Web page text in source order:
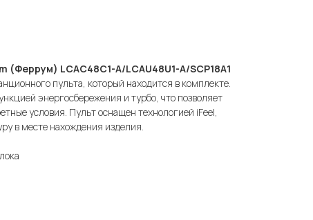
(Феррум) LCAC48C1-A/LCAU48U1-A/SCP18A1
пульта, который находится в комплекте.
энергосбережения и турбо, что позволяет
условия. Пульт оснащен технологией iFeel,
в месте нахождения изделия.